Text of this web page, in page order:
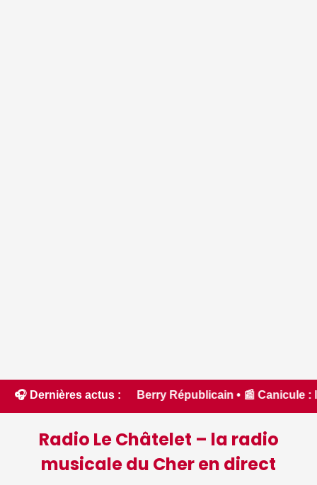
🎧 Dernières actus :
Berry Républicain • 📰 Canicule : le Cher
Radio Le Châtelet – la radio
musicale du Cher en direct